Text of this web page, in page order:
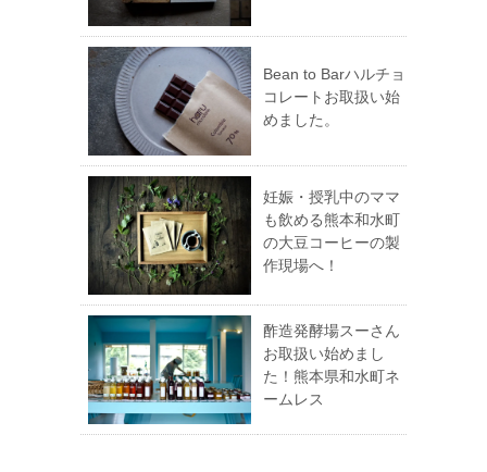
Bean to Barハルチョ
コレートお取扱い始
めました。
妊娠・授乳中のママ
も飲める熊本和水町
の大豆コーヒーの製
作現場へ！
酢造発酵場スーさん
お取扱い始めまし
た！熊本県和水町ネ
ームレス